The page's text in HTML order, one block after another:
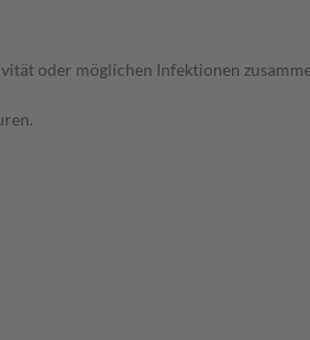
oder möglichen Infektionen